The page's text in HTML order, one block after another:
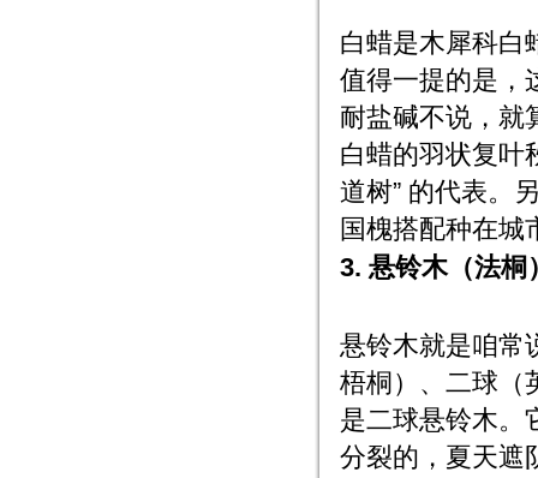
白蜡是木犀科白
值得一提的是，
耐盐碱不说，就
白蜡的羽状复叶
道树” 的代表。
国槐搭配种在城
3. 悬铃木（法桐
悬铃木就是咱常
梧桐）、二球（
是二球悬铃木。
分裂的，夏天遮